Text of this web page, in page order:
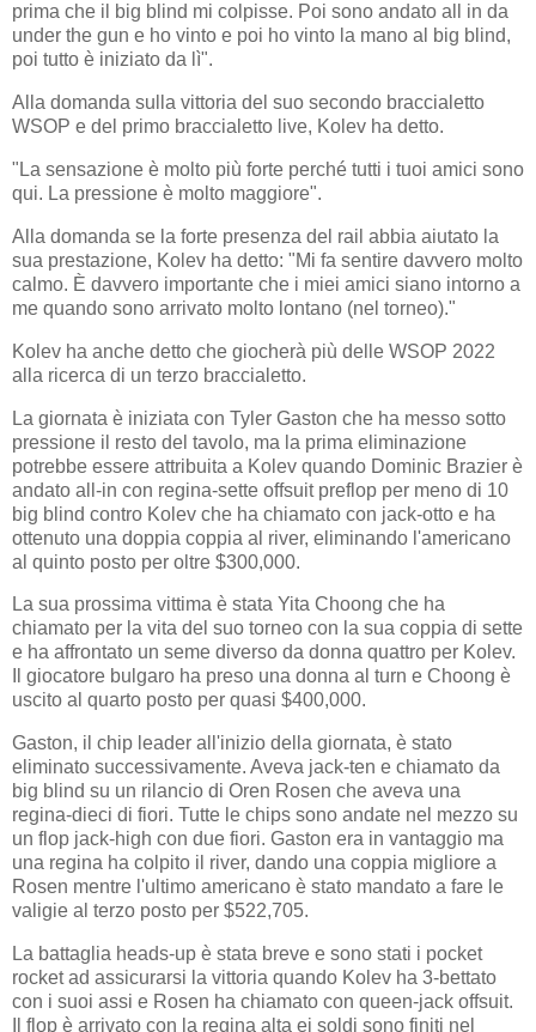
prima che il big blind mi colpisse. Poi sono andato all in da
under the gun e ho vinto e poi ho vinto la mano al big blind,
poi tutto è iniziato da lì".
Alla domanda sulla vittoria del suo secondo braccialetto
WSOP e del primo braccialetto live, Kolev ha detto.
"La sensazione è molto più forte perché tutti i tuoi amici sono
qui. La pressione è molto maggiore".
Alla domanda se la forte presenza del rail abbia aiutato la
sua prestazione, Kolev ha detto: "Mi fa sentire davvero molto
calmo. È davvero importante che i miei amici siano intorno a
me quando sono arrivato molto lontano (nel torneo)."
Kolev ha anche detto che giocherà più delle WSOP 2022
alla ricerca di un terzo braccialetto.
La giornata è iniziata con Tyler Gaston che ha messo sotto
pressione il resto del tavolo, ma la prima eliminazione
potrebbe essere attribuita a Kolev quando Dominic Brazier è
andato all-in con regina-sette offsuit preflop per meno di 10
big blind contro Kolev che ha chiamato con jack-otto e ha
ottenuto una doppia coppia al river, eliminando l'americano
al quinto posto per oltre $300,000.
La sua prossima vittima è stata Yita Choong che ha
chiamato per la vita del suo torneo con la sua coppia di sette
e ha affrontato un seme diverso da donna quattro per Kolev.
Il giocatore bulgaro ha preso una donna al turn e Choong è
uscito al quarto posto per quasi $400,000.
Gaston, il chip leader all'inizio della giornata, è stato
eliminato successivamente. Aveva jack-ten e chiamato da
big blind su un rilancio di Oren Rosen che aveva una
regina-dieci di fiori. Tutte le chips sono andate nel mezzo su
un flop jack-high con due fiori. Gaston era in vantaggio ma
una regina ha colpito il river, dando una coppia migliore a
Rosen mentre l'ultimo americano è stato mandato a fare le
valigie al terzo posto per $522,705.
La battaglia heads-up è stata breve e sono stati i pocket
rocket ad assicurarsi la vittoria quando Kolev ha 3-bettato
con i suoi assi e Rosen ha chiamato con queen-jack offsuit.
Il flop è arrivato con la regina alta ei soldi sono finiti nel